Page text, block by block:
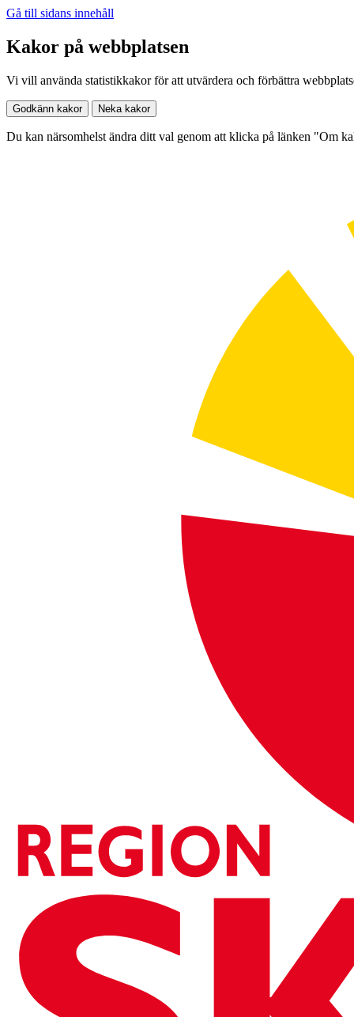
Gå till sidans innehåll
Kakor på webbplatsen
Vi vill använda statistikkakor för att utvärdera och förbättra
Godkänn kakor Neka kakor
Du kan närsomhelst ändra ditt val genom att klicka på länken "Om